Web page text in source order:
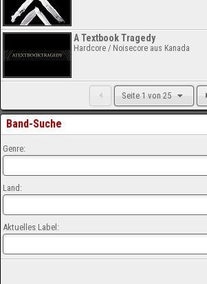
A Textbook Tragedy
Hardcore / Noisecore aus Kanada
Seite 1 von 25
Band-Suche
Genre:
Land:
Aktuelles Label: